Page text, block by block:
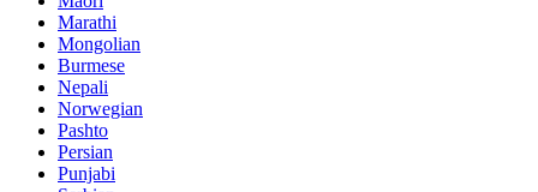
Marathi
Mongolian
Burmese
Nepali
Norwegian
Pashto
Persian
Punjabi